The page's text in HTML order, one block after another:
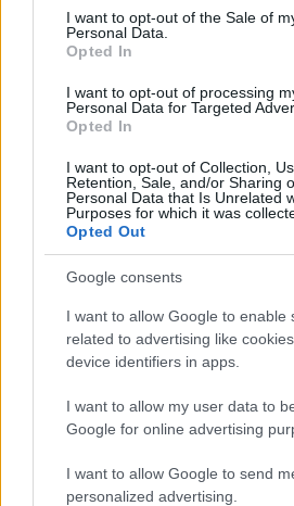
consent section.
I want to opt-out of the Sale of
Personal Data.
Opted In
I want to opt-out of processing
Personal Data for Targeted
Opted In
I want to opt-out of Collection,
Retention, Sale, and/or Sharing
Personal Data that Is Unrelated
Purposes for which it was
Opted Out
Google consents
I want to allow Google to enable
related to advertising like
device identifiers in apps.
I want to allow my user data to
Google for online advertising
I want to allow Google to send
personalized advertising.
Puoi effettuare l'accesso
sezioneLogin
cliccando
qui
TEMI: Coldiretti Sardegna
Condividi l'articolo
F
a
ce
b
o
o
k
T
w
it
te
r
Pi
n
te
re
st
W
at
s
A
p
p
S
a
Articolo
Prossimo articolo